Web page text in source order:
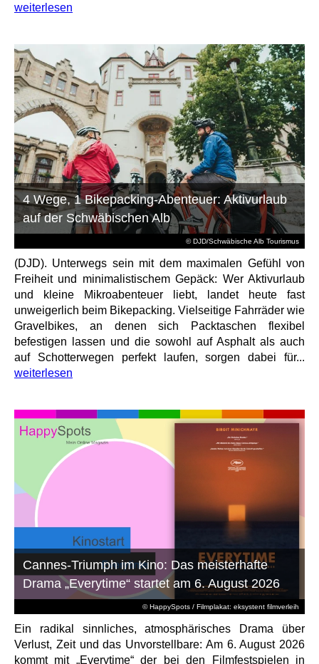
weiterlesen
© DJD/Schwäbische Alb Tourismus
4 Wege, 1 Bikepacking-Abenteuer: Aktivurlaub
auf der Schwäbischen Alb
(DJD). Unterwegs sein mit dem maximalen Gefühl von
Freiheit und minimalistischem Gepäck: Wer Aktivurlaub
und kleine Mikroabenteuer liebt, landet heute fast
unweigerlich beim Bikepacking. Vielseitige Fahrräder wie
Gravelbikes, an denen sich Packtaschen flexibel
befestigen lassen und die sowohl auf Asphalt als auch
auf Schotterwegen perfekt laufen, sorgen dabei für...
weiterlesen
© HappySpots / Filmplakat: eksystent filmverleih
Cannes-Triumph im Kino: Das meisterhafte
Drama „Everytime“ startet am 6. August 2026
Ein radikal sinnliches, atmosphärisches Drama über
Verlust, Zeit und das Unvorstellbare: Am 6. August 2026
kommt mit „Everytime“ der bei den Filmfestspielen in